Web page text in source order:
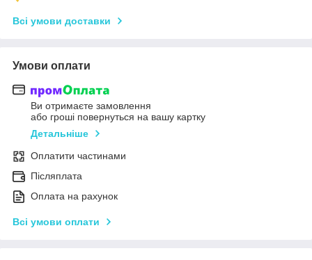
Всі умови доставки
Умови оплати
Ви отримаєте замовлення
або гроші повернуться на вашу картку
Детальніше
Оплатити частинами
Післяплата
Оплата на рахунок
Всі умови оплати